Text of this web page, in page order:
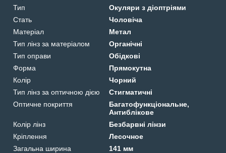
Тип
Окуляри з діоптріями
Стать
Чоловіча
Матеріал
Метал
Тип лінз за матеріалом
Органічні
Тип оправи
Обідкові
Форма
Прямокутна
Колір
Чорний
Тип лінз за оптичною дією
Стигматичні
Оптичне покриття
Багатофункціональне,
Антиблікове
Колір лінз
Безбарвні лінзи
Кріплення
Лесочное
Загальна ширина
141 мм